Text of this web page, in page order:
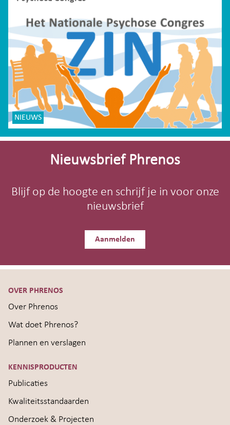
NIEUWS
Site-
Nieuwsbrief Phrenos
Blijf op de hoogte en schrijf je in voor onze
nieuwsbrief
Aanmelden
OVER PHRENOS
Over Phrenos
Wat doet Phrenos?
Plannen en verslagen
KENNISPRODUCTEN
Publicaties
Kwaliteitsstandaarden
Onderzoek & Projecten